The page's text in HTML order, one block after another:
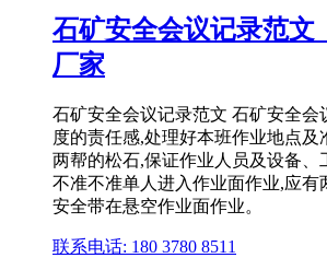
石矿安全会议记录范文
厂家
石矿安全会议记录范文 石矿安全会
度的责任感,处理好本班作业地点及
两帮的松石,保证作业人员及设备、
不准不准单人进入作业面作业,应有
安全带在悬空作业面作业。
联系电话: 180 3780 8511